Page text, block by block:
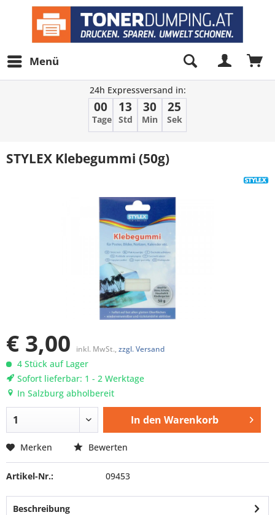
Menü
24h Expressversand in:
00
Tage
13
Std
30
Min
25
Sek
STYLEX Klebegummi (50g)
€ 3,00 inkl. MwSt., zzgl. Versand
4 Stück auf Lager
Sofort lieferbar: 1 - 2 Werktage
In Salzburg abholbereit
In den Warenkorb
Merken Bewerten
Artikel-Nr.: 09453
Beschreibung